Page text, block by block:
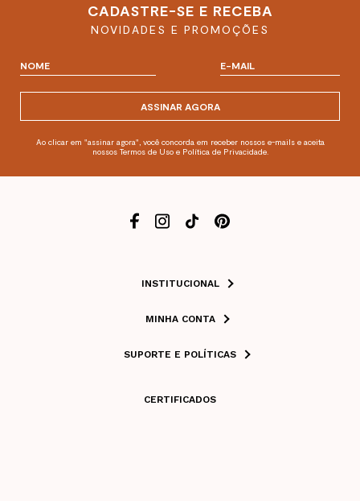
CADASTRE-SE E RECEBA
NOVIDADES E PROMOÇÕES
ASSINAR AGORA
Ao clicar em "assinar agora", você concorda em receber nossos e-mails e aceita
nossos Termos de Uso e Política de Privacidade.
INSTITUCIONAL
MINHA CONTA
SUPORTE E POLÍTICAS
CERTIFICADOS